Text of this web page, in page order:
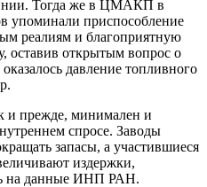
Тогда же в ЦМАКП в
упоминали приспособление
реалиям и благоприятную
оставив открытым вопрос о
давление топливного
и прежде, минимален и
спросе. Заводы
запасы, а участившиеся
издержки,
на данные ИНП РАН.